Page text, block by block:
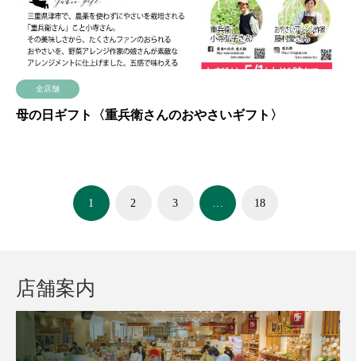
全店舗
母の日ギフト〈重兵衛さんのおやさいギフト〉
1 2 3 18
店舗案内